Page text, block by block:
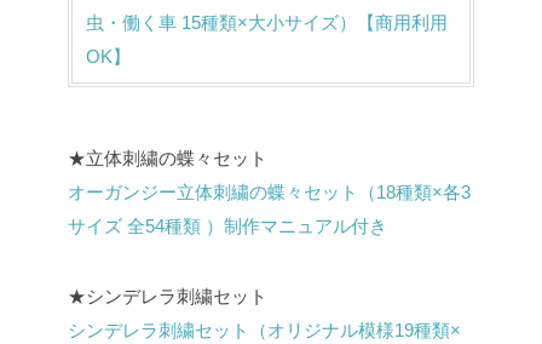
虫・働く車 15種類×大小サイズ）【商用利用
OK】
★立体刺繍の蝶々セット
オーガンジー立体刺繍の蝶々セット（18種類×各3
サイズ 全54種類 ）制作マニュアル付き
★シンデレラ刺繍セット
シンデレラ刺繍セット（オリジナル模様19種類×